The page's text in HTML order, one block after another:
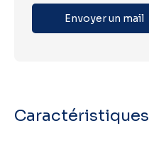
Envoyer un mail
Caractéristiques